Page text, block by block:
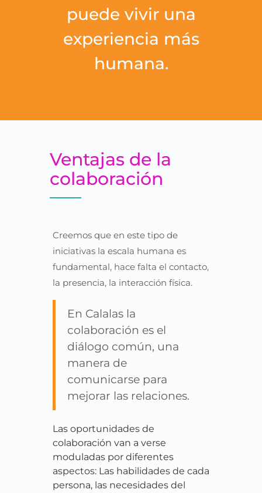
puede vivir una
experiencia más
humana.
Ventajas de la
colaboración
Creemos que en este tipo de
iniciativas la escala humana es
fundamental, hace falta el contacto,
la presencia, la interacción física.
En Calalas la
colaboración es el
diálogo común, una
manera de
comunicarse para
mejorar las relaciones.
Las oportunidades de
colaboración van a verse
moduladas por diferentes
aspectos: Las habilidades de cada
persona, las necesidades del